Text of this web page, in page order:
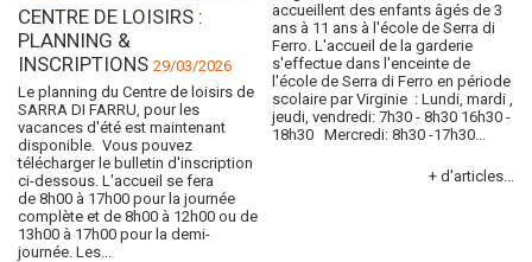
CENTRE DE LOISIRS :
PLANNING &
INSCRIPTIONS 29/03/2026
Le planning du Centre de loisirs de
SARRA DI FARRU, pour les
vacances d'été est maintenant
disponible. Vous pouvez
télécharger le bulletin d'inscription
ci-dessous. L'accueil se fera
de 8h00 à 17h00 pour la journée
complète et de 8h00 à 12h00 ou de
13h00 à 17h00 pour la demi-
journée. Les...
accueillent des enfants âgés de 3
ans à 11 ans à l'école de Serra di
Ferro. L'accueil de la garderie
s'effectue dans l'enceinte de
l'école de Serra di Ferro en période
scolaire par Virginie : Lundi, mardi ,
jeudi, vendredi: 7h30 - 8h30 16h30 -
18h30 Mercredi: 8h30 -17h30...
+ d'articles...